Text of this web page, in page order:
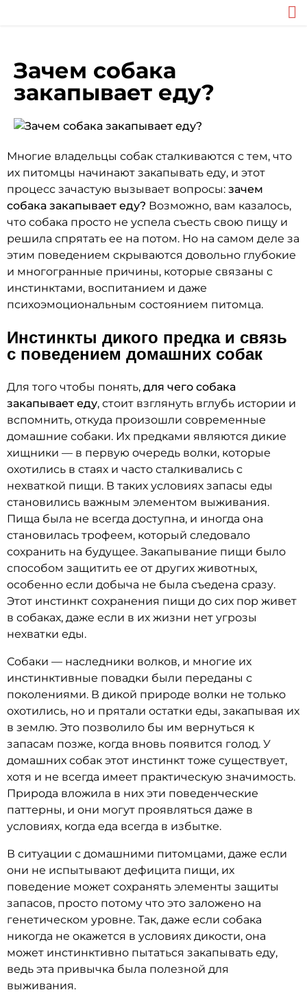
Зачем собака
закапывает еду?
Многие владельцы собак сталкиваются с тем, что
их питомцы начинают закапывать еду, и этот
процесс зачастую вызывает вопросы: зачем
собака закапывает еду? Возможно, вам казалось,
что собака просто не успела съесть свою пищу и
решила спрятать ее на потом. Но на самом деле за
этим поведением скрываются довольно глубокие
и многогранные причины, которые связаны с
инстинктами, воспитанием и даже
психоэмоциональным состоянием питомца.
Инстинкты дикого предка и связь
с поведением домашних собак
Для того чтобы понять, для чего собака
закапывает еду, стоит взглянуть вглубь истории и
вспомнить, откуда произошли современные
домашние собаки. Их предками являются дикие
хищники — в первую очередь волки, которые
охотились в стаях и часто сталкивались с
нехваткой пищи. В таких условиях запасы еды
становились важным элементом выживания.
Пища была не всегда доступна, и иногда она
становилась трофеем, который следовало
сохранить на будущее. Закапывание пищи было
способом защитить ее от других животных,
особенно если добыча не была съедена сразу.
Этот инстинкт сохранения пищи до сих пор живет
в собаках, даже если в их жизни нет угрозы
нехватки еды.
Собаки — наследники волков, и многие их
инстинктивные повадки были переданы с
поколениями. В дикой природе волки не только
охотились, но и прятали остатки еды, закапывая их
в землю. Это позволило бы им вернуться к
запасам позже, когда вновь появится голод. У
домашних собак этот инстинкт тоже существует,
хотя и не всегда имеет практическую значимость.
Природа вложила в них эти поведенческие
паттерны, и они могут проявляться даже в
условиях, когда еда всегда в избытке.
В ситуации с домашними питомцами, даже если
они не испытывают дефицита пищи, их
поведение может сохранять элементы защиты
запасов, просто потому что это заложено на
генетическом уровне. Так, даже если собака
никогда не окажется в условиях дикости, она
может инстинктивно пытаться закапывать еду,
ведь эта привычка была полезной для
выживания.